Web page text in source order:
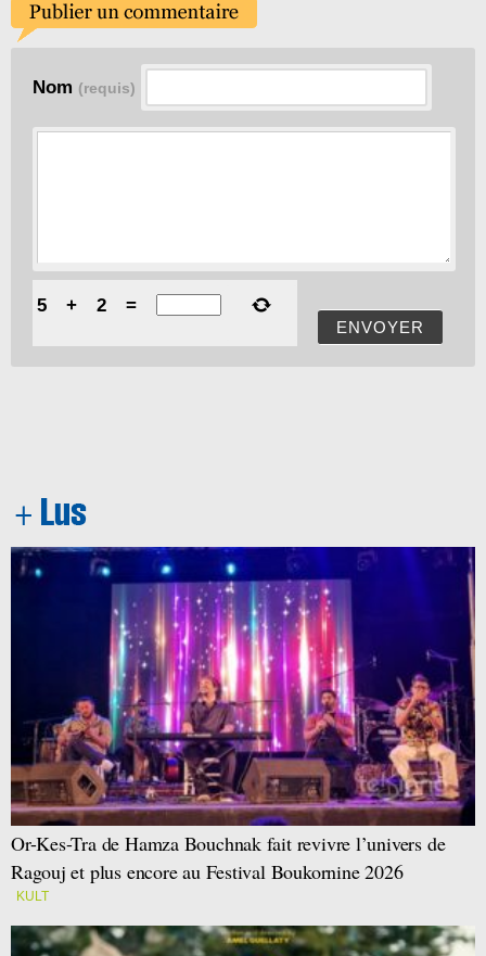
Nom (requis)
ENVOYER
5 + 2 =
Or-Kes-Tra de Hamza Bouchnak fait revivre l’univers de
Ragouj et plus encore au Festival Boukornine 2026
KULT